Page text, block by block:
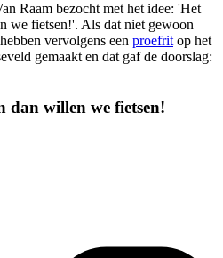
Raam bezocht met het idee: 'Het
we fietsen!'. Als dat niet gewoon
vervolgens een proefritop het
gemaakt en dat gaf de doorslag:
dan willen we fietsen!